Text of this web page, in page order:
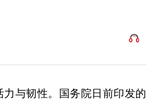
与韧性。国务院日前印发的